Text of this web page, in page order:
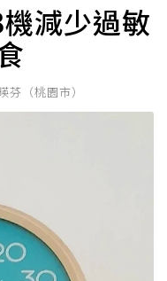
減少過敏
芬（桃園市）